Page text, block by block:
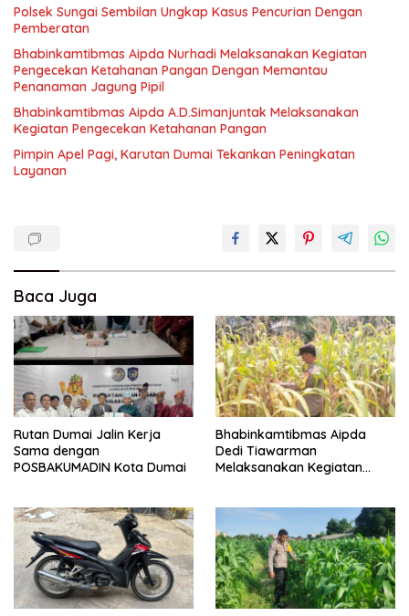
Polsek Sungai Sembilan Ungkap Kasus Pencurian Dengan
Pemberatan
Bhabinkamtibmas Aipda Nurhadi Melaksanakan Kegiatan
Pengecekan Ketahanan Pangan Dengan Memantau
Penanaman Jagung Pipil
Bhabinkamtibmas Aipda A.D.Simanjuntak Melaksanakan
Kegiatan Pengecekan Ketahanan Pangan
Pimpin Apel Pagi, Karutan Dumai Tekankan Peningkatan
Layanan
Baca Juga
Rutan Dumai Jalin Kerja
Sama dengan
POSBAKUMADIN Kota Dumai
Bhabinkamtibmas Aipda
Dedi Tiawarman
Melaksanakan Kegiatan